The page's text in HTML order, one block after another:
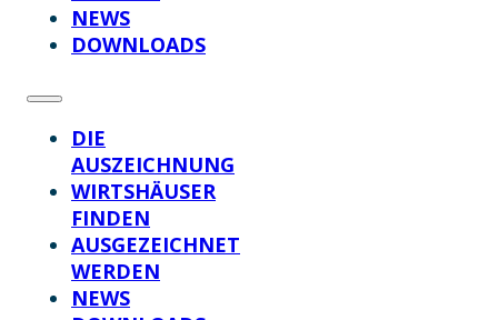
NEWS
DOWNLOADS
DIE
AUSZEICHNUNG
WIRTSHÄUSER
FINDEN
AUSGEZEICHNET
WERDEN
NEWS